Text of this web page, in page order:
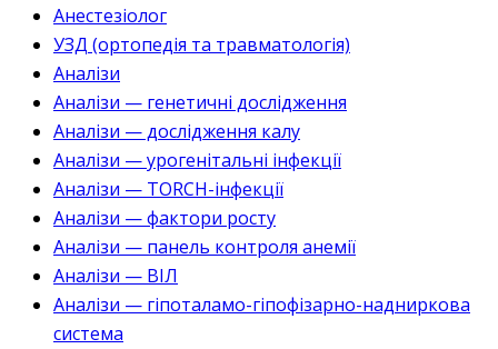
Анестезіолог
УЗД (ортопедія та травматологія)
Аналізи
Аналізи — генетичні дослідження
Аналізи — дослідження калу
Аналізи — урогенітальні інфекції
Аналізи — TORCH-інфекції
Аналізи — фактори росту
Аналізи — панель контроля анемії
Аналізи — ВІЛ
Аналізи — гіпоталамо-гіпофізарно-надниркова
система